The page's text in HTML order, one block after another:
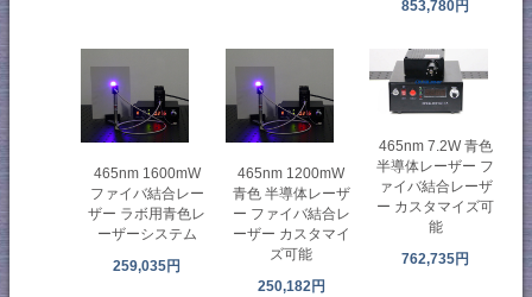
853,780円
465nm 1600mW
ファイバ結合レー
ザー ラボ用青色レ
ーザーシステム
259,035円
465nm 1200mW
青色 半導体レーザ
ー ファイバ結合レ
ーザー カスタマイ
ズ可能
250,182円
465nm 7.2W 青色
半導体レーザー フ
ァイバ結合レーザ
ー カスタマイズ可
能
762,735円